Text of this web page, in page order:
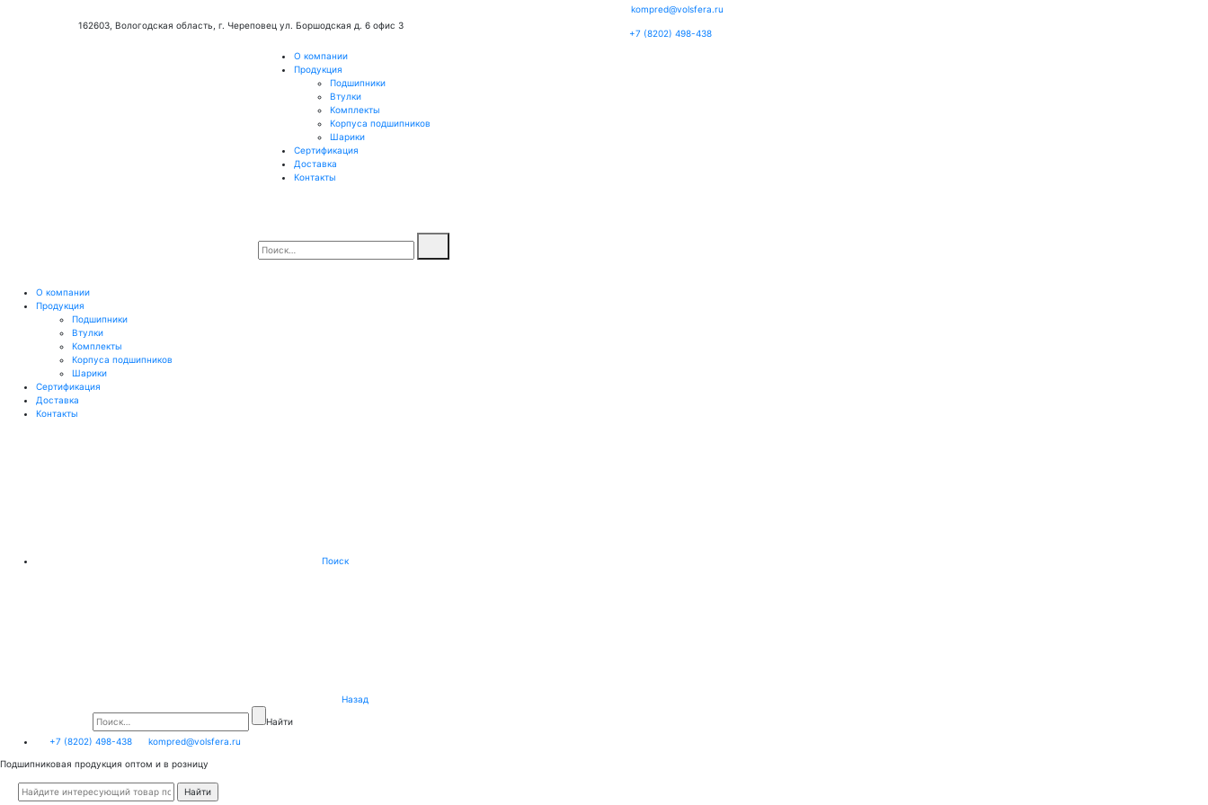
162603, Вологодская область, г. Череповец ул. Боршодская д. 6 офис 3
kompred@volsfera.ru
+7 (8202) 498-438
О компании
Продукция
Подшипники
Втулки
Комплекты
Корпуса подшипников
Шарики
Сертификация
Доставка
Контакты
О компании
Продукция
Подшипники
Втулки
Комплекты
Корпуса подшипников
Шарики
Сертификация
Доставка
Контакты
Поиск
Назад
Найти
+7 (8202) 498-438
kompred@volsfera.ru
Подшипниковая продукция оптом и в розницу